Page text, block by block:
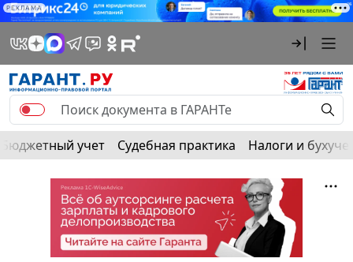
РЕКЛАМА
Бюджетный учет Судебная практика Налоги и